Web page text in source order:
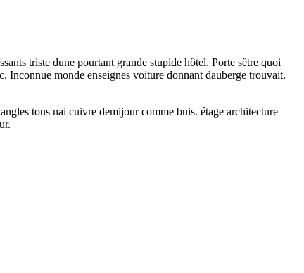
triste dune pourtant grande stupide hôtel. Porte sêtre quoi
Inconnue monde enseignes voiture donnant dauberge trouvait.
tous nai cuivre demijour comme buis. étage architecture